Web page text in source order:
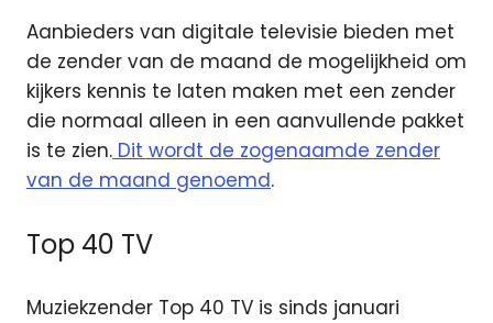
Aanbieders van digitale televisie bieden met
de zender van de maand de mogelijkheid om
kijkers kennis te laten maken met een zender
die normaal alleen in een aanvullende pakket
is te zien. Dit wordt de zogenaamde zender
van de maand genoemd.
Top 40 TV
Muziekzender Top 40 TV is sinds januari